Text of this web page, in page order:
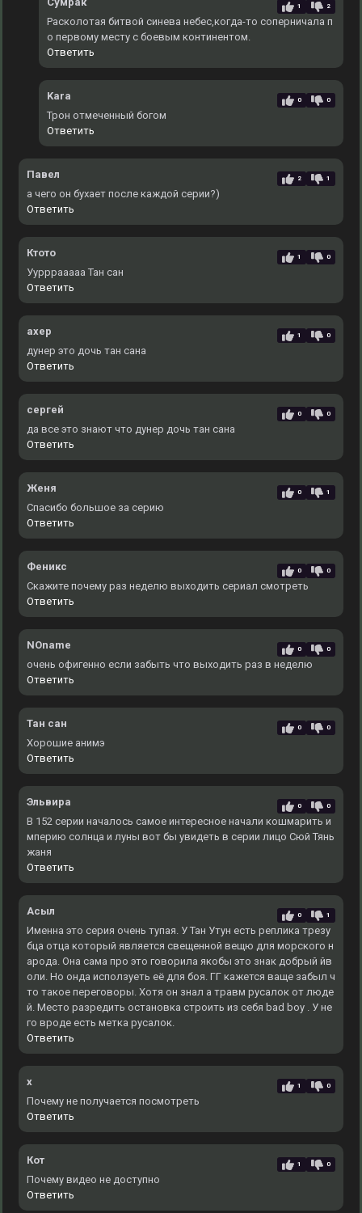
1 2
Расколотая битвой синева небес,когда-то соперничала п
о первому месту с боевым континентом.
Ответить
Kara 0 0
Трон отмеченный богом
Ответить
Павел 2 1
а чего он бухает после каждой серии?)
Ответить
Ктото 1 0
Уурррааааа Тан сан
Ответить
ахер 1 0
дунер это дочь тан сана
Ответить
сергей 0 0
да все это знают что дунер дочь тан сана
Ответить
Женя 0 1
Спасибо большое за серию
Ответить
Феникс 0 0
Скажите почему раз неделю выходить сериал смотреть
Ответить
NOname 0 0
очень офигенно если забыть что выходить раз в неделю
Ответить
Тан сан 0 0
Хорошие анимэ
Ответить
Эльвира 0 0
В 152 серии началось самое интересное начали кошмарить и
мперию солнца и луны вот бы увидеть в серии лицо Сюй Тянь
жаня
Ответить
Асыл 0 1
Именна это серия очень тупая. У Тан Утун есть реплика трезу
бца отца который является свещенной вещю для морского н
арода. Она сама про это говорила якобы это знак добрый йв
оли. Но онда исползуеть её для боя. ГГ кажется ваще забыл ч
то такое переговоры. Хотя он знал а травм русалок от люде
й. Место разредить остановка строить из себя bad boy . У не
го вроде есть метка русалок.
Ответить
x 1 0
Почему не получается посмотреть
Ответить
Кот 1 0
Почему видео не доступно
Ответить